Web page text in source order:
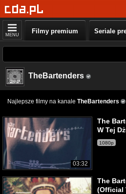
MENU Filmy premium Seriale
TheBartenders
Najlepsze filmy na kanale TheBartenders
03:32
The
W Tej
1080p
The
(Official